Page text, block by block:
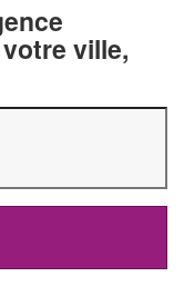
ville,